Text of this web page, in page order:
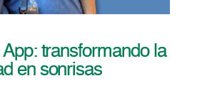
App: transformando la
en sonrisas